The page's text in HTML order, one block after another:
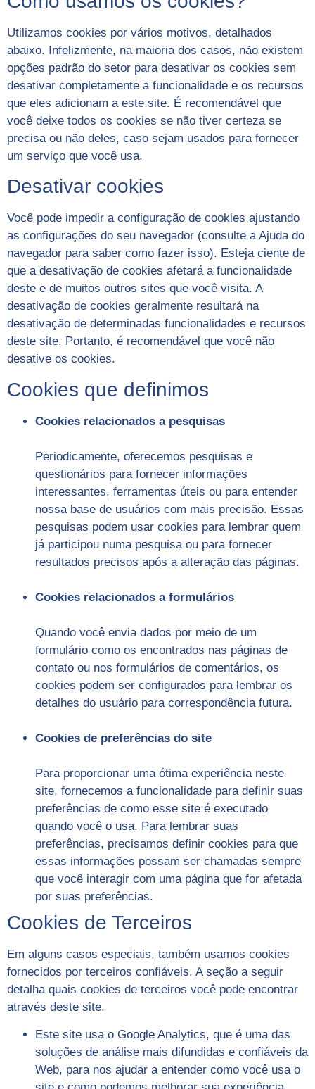
Utilizamos cookies por vários motivos, detalhados
abaixo. Infelizmente, na maioria dos casos, não existem
opções padrão do setor para desativar os cookies sem
desativar completamente a funcionalidade e os recursos
que eles adicionam a este site. É recomendável que
você deixe todos os cookies se não tiver certeza se
precisa ou não deles, caso sejam usados ​​para fornecer
um serviço que você usa.
Desativar cookies
Você pode impedir a configuração de cookies ajustando
as configurações do seu navegador (consulte a Ajuda do
navegador para saber como fazer isso). Esteja ciente de
que a desativação de cookies afetará a funcionalidade
deste e de muitos outros sites que você visita. A
desativação de cookies geralmente resultará na
desativação de determinadas funcionalidades e recursos
deste site. Portanto, é recomendável que você não
desative os cookies.
Cookies que definimos
Cookies relacionados a pesquisas
Periodicamente, oferecemos pesquisas e
questionários para fornecer informações
interessantes, ferramentas úteis ou para entender
nossa base de usuários com mais precisão. Essas
pesquisas podem usar cookies para lembrar quem
já participou numa pesquisa ou para fornecer
resultados precisos após a alteração das páginas.
Cookies relacionados a formulários
Quando você envia dados por meio de um
formulário como os encontrados nas páginas de
contato ou nos formulários de comentários, os
cookies podem ser configurados para lembrar os
detalhes do usuário para correspondência futura.
Cookies de preferências do site
Para proporcionar uma ótima experiência neste
site, fornecemos a funcionalidade para definir suas
preferências de como esse site é executado
quando você o usa. Para lembrar suas
preferências, precisamos definir cookies para que
essas informações possam ser chamadas sempre
que você interagir com uma página que for afetada
por suas preferências.
Cookies de Terceiros
Em alguns casos especiais, também usamos cookies
fornecidos por terceiros confiáveis. A seção a seguir
detalha quais cookies de terceiros você pode encontrar
através deste site.
Este site usa o Google Analytics, que é uma das
soluções de análise mais difundidas e confiáveis ​​da
Web, para nos ajudar a entender como você usa o